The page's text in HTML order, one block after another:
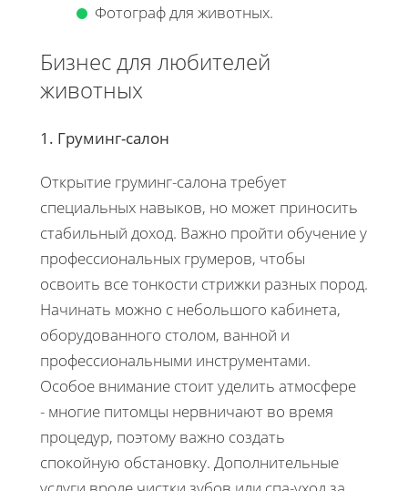
Фотограф для животных.
Бизнес для любителей
животных
1. Груминг-салон
Открытие груминг-салона требует
специальных навыков, но может приносить
стабильный доход. Важно пройти обучение у
профессиональных грумеров, чтобы
освоить все тонкости стрижки разных пород.
Начинать можно с небольшого кабинета,
оборудованного столом, ванной и
профессиональными инструментами.
Особое внимание стоит уделить атмосфере
- многие питомцы нервничают во время
процедур, поэтому важно создать
спокойную обстановку. Дополнительные